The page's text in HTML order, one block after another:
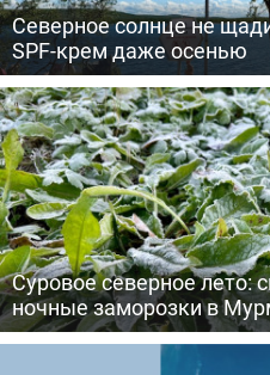
Северное солнце не
SPF-крем даже осенью
Суровое северное лето:
ночные заморозки в